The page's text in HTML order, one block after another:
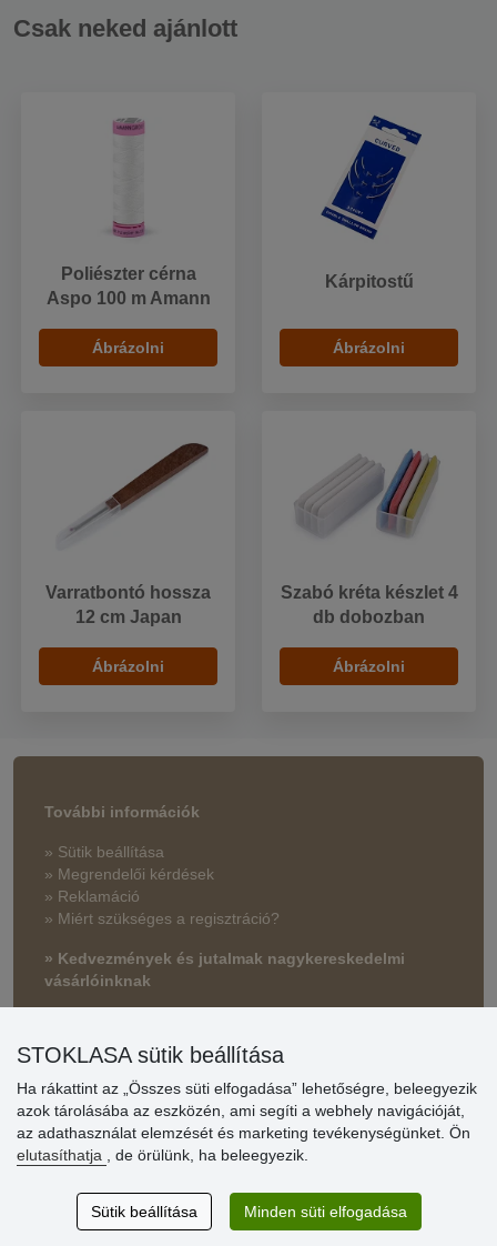
Csak neked ajánlott
Poliészter cérna
Aspo 100 m Amann
Ábrázolni
Kárpitostű
Ábrázolni
Varratbontó hossza
12 cm Japan
Ábrázolni
Szabó kréta készlet 4
db dobozban
Ábrázolni
További információk
» Sütik beállítása
» Megrendelői kérdések
» Reklamáció
» Miért szükséges a regisztráció?
» Kedvezmények és jutalmak nagykereskedelmi
vásárlóinknak
Vásárlók
értékelése
Excellent service
Thank you.
STOKLASA sütik beállítása
Ha rákattint az „Összes süti elfogadása” lehetőségre, beleegyezik
azok tárolásába az eszközén, ami segíti a webhely navigációját,
az adathasználat elemzését és marketing tevékenységünket. Ön
elutasíthatja
, de örülünk, ha beleegyezik.
Sütik beállítása Minden süti elfogadása